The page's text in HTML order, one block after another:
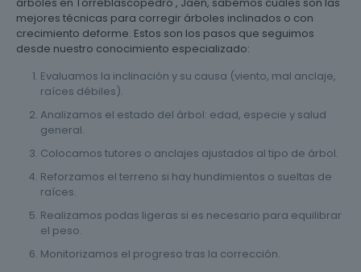
mejores técnicas para corregir árboles inclinados o con
crecimiento deforme. Estos son los pasos que seguimos
desde nuestro conocimiento especializado:
Evaluamos la inclinación y su causa (viento, mal anclaje,
raíces débiles).
Analizamos el estado del árbol: edad, especie y salud
general.
Colocamos tutores o anclajes ajustados al tipo de árbol.
Reforzamos el terreno si hay hundimientos o sueltas de
raíces.
Realizamos podas ligeras si es necesario para equilibrar
el peso.
Monitorizamos el progreso tras la corrección.